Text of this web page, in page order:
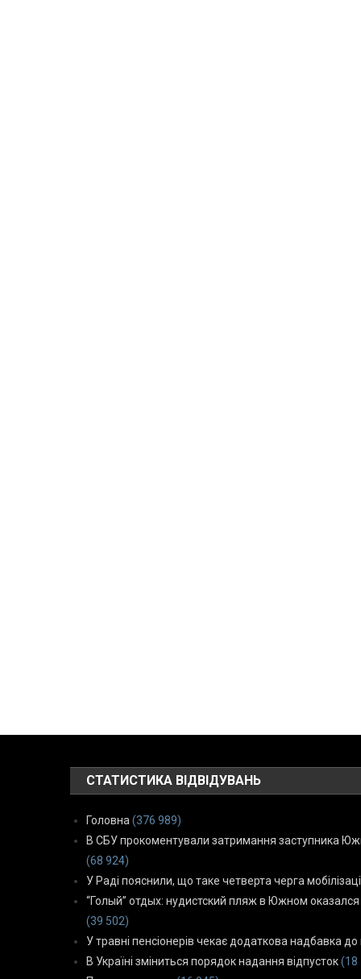
СТАТИСТИКА ВІДВІДУВАНЬ
Головна (376 989)
В СБУ прокоментували затримання заступника
(68 924)
У Раді пояснили, що таке четверта черга
“Голый” отдых: нудистский пляж в Южном
(39 502)
У травні пенсіонерів чекає додаткова надбавка до
В Україні зміниться порядок надання відпусток (18